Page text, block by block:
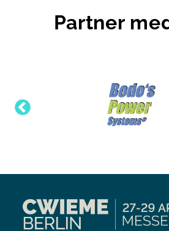
Partner